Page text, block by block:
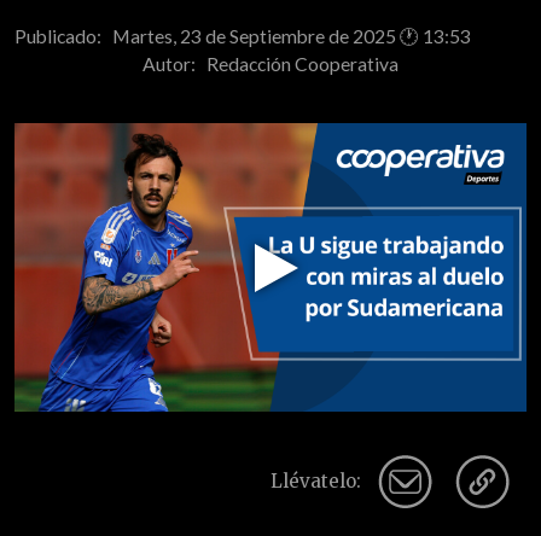
Publicado: Martes, 23 de Septiembre de 2025 🕐 13:53
Autor: Redacción Cooperativa
Play
Video
Llévatelo: